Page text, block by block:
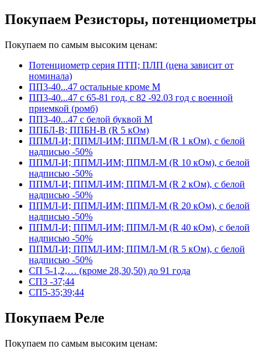
Покупаем Резисторы, потенциометры
Покупаем по самым высоким ценам:
Потенциометр серия ПТП; ПЛП (цена зависит от
номинала)
ПП3-40...47 остальные кроме М
ПП3-40...47 с 65-81 год, с 82 -92.03 год с военной
приемкой (ромб)
ПП3-40...47 с белой буквой М
ППБЛ-В; ППБН-В (R 5 кОм)
ППМЛ-И; ППМЛ-ИМ; ППМЛ-М (R 1 кОм), с белой
надписью -50%
ППМЛ-И; ППМЛ-ИМ; ППМЛ-М (R 10 кОм), с белой
надписью -50%
ППМЛ-И; ППМЛ-ИМ; ППМЛ-М (R 2 кОм), с белой
надписью -50%
ППМЛ-И; ППМЛ-ИМ; ППМЛ-М (R 20 кОм), с белой
надписью -50%
ППМЛ-И; ППМЛ-ИМ; ППМЛ-М (R 40 кОм), с белой
надписью -50%
ППМЛ-И; ППМЛ-ИМ; ППМЛ-М (R 5 кОм), с белой
надписью -50%
СП 5-1,2,… (кроме 28,30,50) до 91 года
СП3 -37;44
СП5-35;39;44
Покупаем Реле
Покупаем по самым высоким ценам: